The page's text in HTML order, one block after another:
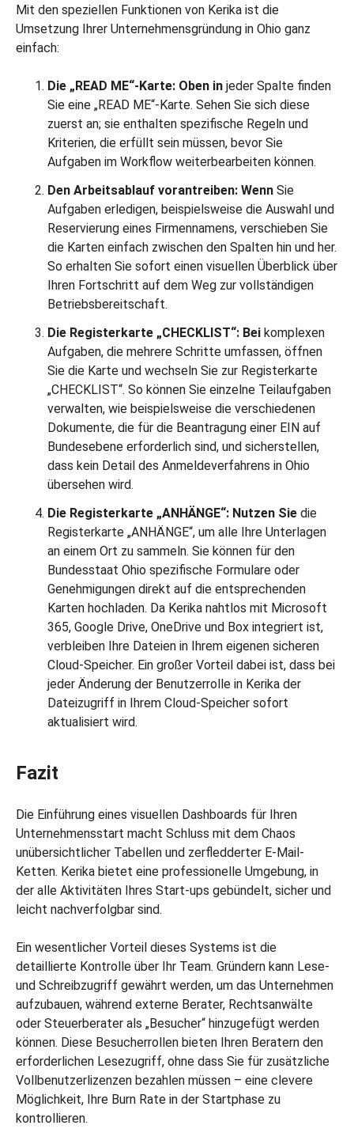
Mit den speziellen Funktionen von Kerika ist die
Umsetzung Ihrer Unternehmensgründung in Ohio ganz
einfach:
Die „READ ME“-Karte: Oben in jeder Spalte finden
Sie eine „READ ME“-Karte. Sehen Sie sich diese
zuerst an; sie enthalten spezifische Regeln und
Kriterien, die erfüllt sein müssen, bevor Sie
Aufgaben im Workflow weiterbearbeiten können.
Den Arbeitsablauf vorantreiben: Wenn Sie
Aufgaben erledigen, beispielsweise die Auswahl und
Reservierung eines Firmennamens, verschieben Sie
die Karten einfach zwischen den Spalten hin und her.
So erhalten Sie sofort einen visuellen Überblick über
Ihren Fortschritt auf dem Weg zur vollständigen
Betriebsbereitschaft.
Die Registerkarte „CHECKLIST“: Bei komplexen
Aufgaben, die mehrere Schritte umfassen, öffnen
Sie die Karte und wechseln Sie zur Registerkarte
„CHECKLIST“. So können Sie einzelne Teilaufgaben
verwalten, wie beispielsweise die verschiedenen
Dokumente, die für die Beantragung einer EIN auf
Bundesebene erforderlich sind, und sicherstellen,
dass kein Detail des Anmeldeverfahrens in Ohio
übersehen wird.
Die Registerkarte „ANHÄNGE“: Nutzen Sie die
Registerkarte „ANHÄNGE“, um alle Ihre Unterlagen
an einem Ort zu sammeln. Sie können für den
Bundesstaat Ohio spezifische Formulare oder
Genehmigungen direkt auf die entsprechenden
Karten hochladen. Da Kerika nahtlos mit Microsoft
365, Google Drive, OneDrive und Box integriert ist,
verbleiben Ihre Dateien in Ihrem eigenen sicheren
Cloud-Speicher. Ein großer Vorteil dabei ist, dass bei
jeder Änderung der Benutzerrolle in Kerika der
Dateizugriff in Ihrem Cloud-Speicher sofort
aktualisiert wird.
Fazit
Die Einführung eines visuellen Dashboards für Ihren
Unternehmensstart macht Schluss mit dem Chaos
unübersichtlicher Tabellen und zerfledderter E-Mail-
Ketten. Kerika bietet eine professionelle Umgebung, in
der alle Aktivitäten Ihres Start-ups gebündelt, sicher und
leicht nachverfolgbar sind.
Ein wesentlicher Vorteil dieses Systems ist die
detaillierte Kontrolle über Ihr Team. Gründern kann Lese-
und Schreibzugriff gewährt werden, um das Unternehmen
aufzubauen, während externe Berater, Rechtsanwälte
oder Steuerberater als „Besucher“ hinzugefügt werden
können. Diese Besucherrollen bieten Ihren Beratern den
erforderlichen Lesezugriff, ohne dass Sie für zusätzliche
Vollbenutzerlizenzen bezahlen müssen – eine clevere
Möglichkeit, Ihre Burn Rate in der Startphase zu
kontrollieren.